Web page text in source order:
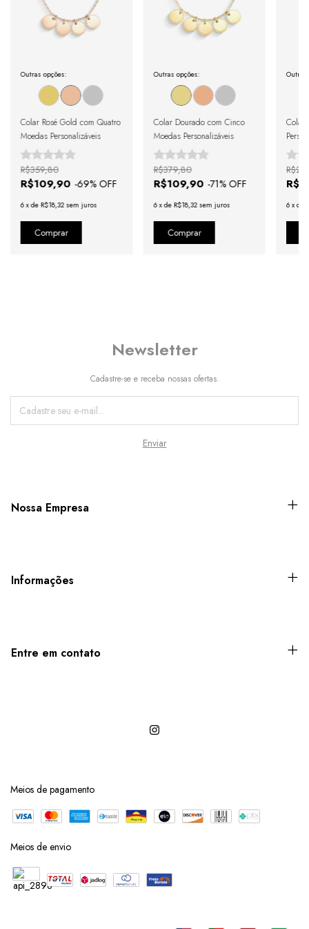
Outras opções:
Colar Rosé Gold com Quatro
Moedas Personalizáveis
R$109,90 -69% OFF
R$359,80
6 xde R$18,32 sem juros
Outras opções:
Colar Dourado com Cinco
Moedas Personalizáveis
R$109,90 -71% OFF
R$379,80
6 xde R$18,32 sem juros
Outras
Colar
6 x de
Newsletter
Cadastre-se e receba nossas ofertas.
Nossa Empresa
Informações
Entre em contato
Meios de pagamento
Meios de envio